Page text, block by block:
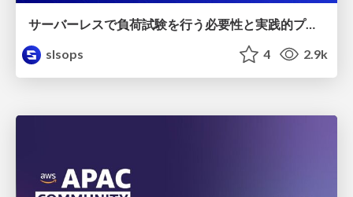
サーバーレスで負荷試験を行う必要性と実践的プラクティスの紹介/slsdays-tokyo-2023
slsops
4 2.9k